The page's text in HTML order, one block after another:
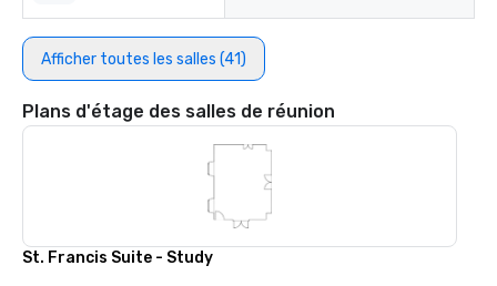
Afficher toutes les salles (41)
Plans d'étage des salles de réunion
St. Francis Suite - Study